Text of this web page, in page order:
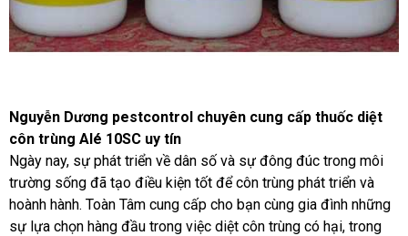
Nguyễn Dương pestcontrol chuyên cung cấp thuốc diệt
côn trùng Alé 10SC uy tín
Ngày nay, sự phát triển về dân số và sự đông đúc trong môi
trường sống đã tạo điều kiện tốt để côn trùng phát triển và
hoành hành. Toàn Tâm cung cấp cho bạn cùng gia đình những
sự lựa chọn hàng đầu trong việc diệt côn trùng có hại, trong